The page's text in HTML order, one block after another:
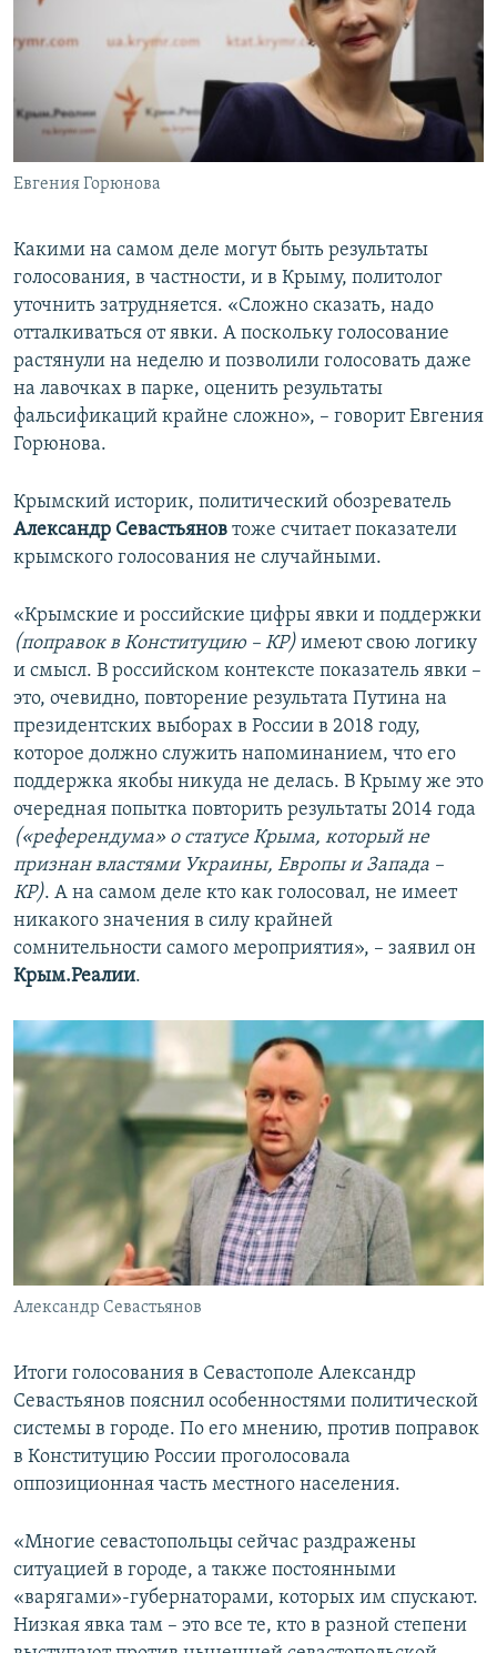
Евгения Горюнова
Какими на самом деле могут быть результаты
голосования, в частности, и в Крыму, политолог
уточнить затрудняется. «Сложно сказать, надо
отталкиваться от явки. А поскольку голосование
растянули на неделю и позволили голосовать даже
на лавочках в парке, оценить результаты
фальсификаций крайне сложно», – говорит Евгения
Горюнова.
Крымский историк, политический обозреватель
Александр Севастьянов тоже считает показатели
крымского голосования не случайными.
«Крымские и российские цифры явки и поддержки
(поправок в Конституцию – КР) имеют свою логику
и смысл. В российском контексте показатель явки –
это, очевидно, повторение результата Путина на
президентских выборах в России в 2018 году,
которое должно служить напоминанием, что его
поддержка якобы никуда не делась. В Крыму же это
очередная попытка повторить результаты 2014 года
(«референдума» о статусе Крыма, который не
признан властями Украины, Европы и Запада –
КР). А на самом деле кто как голосовал, не имеет
никакого значения в силу крайней
сомнительности самого мероприятия», – заявил он
Крым.Реалии.
Александр Севастьянов
Итоги голосования в Севастополе Александр
Севастьянов пояснил особенностями политической
системы в городе. По его мнению, против поправок
в Конституцию России проголосовала
оппозиционная часть местного населения.
«Многие севастопольцы сейчас раздражены
ситуацией в городе, а также постоянными
«варягами»-губернаторами, которых им спускают.
Низкая явка там – это все те, кто в разной степени